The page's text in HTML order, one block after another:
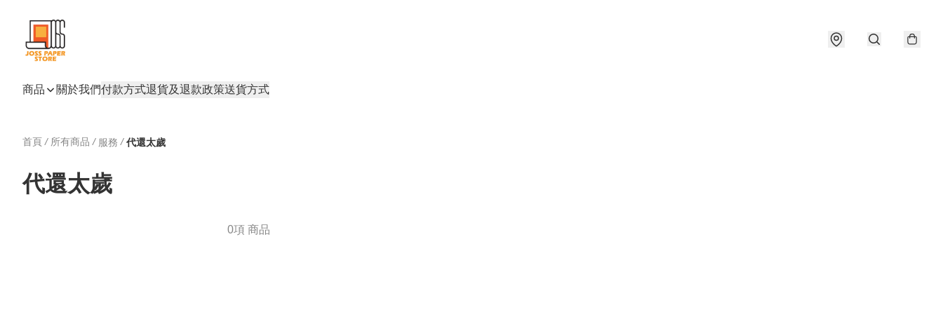
商品 關於我們付款方式退貨及退款政策送貨方式
首頁 / 所有商品 / 服務 / 代還太歲
代還太歲
0項 商品